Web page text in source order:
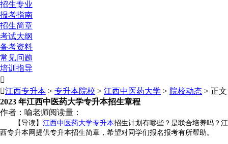
招生专业
报考指南
招生简章
考试大纲
备考资料
常见问题
培训指导

江西专升本 > 专升本院校 > 江西中医药大学 > 院校动态 > 正文
2023 年江西中医药大学专升本招生章程
作者：喻老师阅读量：
【导读】 江西中医药大学专升本招生计划有哪些？是联合培养吗？江
西专升本网提供专升本招生简章，希望对同学们报名报考有所帮助。